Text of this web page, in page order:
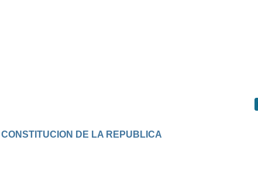
DE LA REPUBLICA